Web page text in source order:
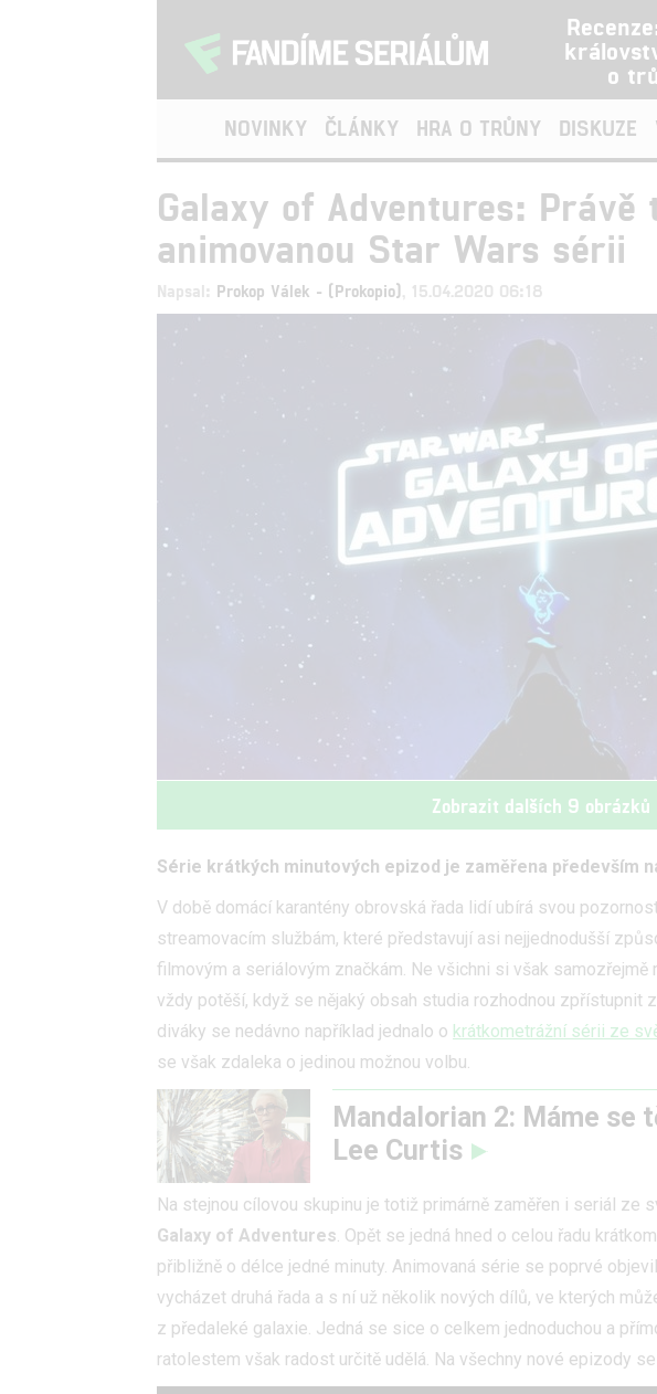
o
NOVINKY ČLÁNKY HRA O TRŮNY DISKUZE
Galaxy of Adventures:
animovanou Star Wars sérii
Napsal: Prokop Válek - (Prokopio) , 15.04.2020 06:18
Zobrazit dalších 9 obrázků
Série krátkých minutových epizod je zaměřena především
V době domácí karantény obrovská řada lidí ubírá svou
streamovacím službám, které představují asi nejjednodušší
filmovým a seriálovým značkám. Ne všichni si však
vždy potěší, když se nějaký obsah studia rozhodnou zpřístupnit
diváky se nedávno například jednalo o krátkometrážní sérii ze
se však zdaleka o jedinou možnou volbu.
Mandalorian 2: Máme se
Lee Curtis
Na stejnou cílovou skupinu je totiž primárně zaměřen i seriál ze
Galaxy of Adventures. Opět se jedná hned o celou řadu
přibližně o délce jedné minuty. Animovaná série se poprvé
vycházet druhá řada a s ní už několik nových dílů, ve kterých
z předaleké galaxie. Jedná se sice o celkem jednoduchou a
ratolestem však radost určitě udělá. Na všechny nové epizody